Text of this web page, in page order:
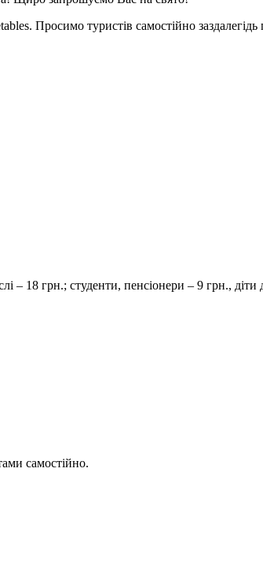
Просимо туристів самостійно
– 18 грн.; студенти, пенсіонери – 9 грн.,
самостійно.